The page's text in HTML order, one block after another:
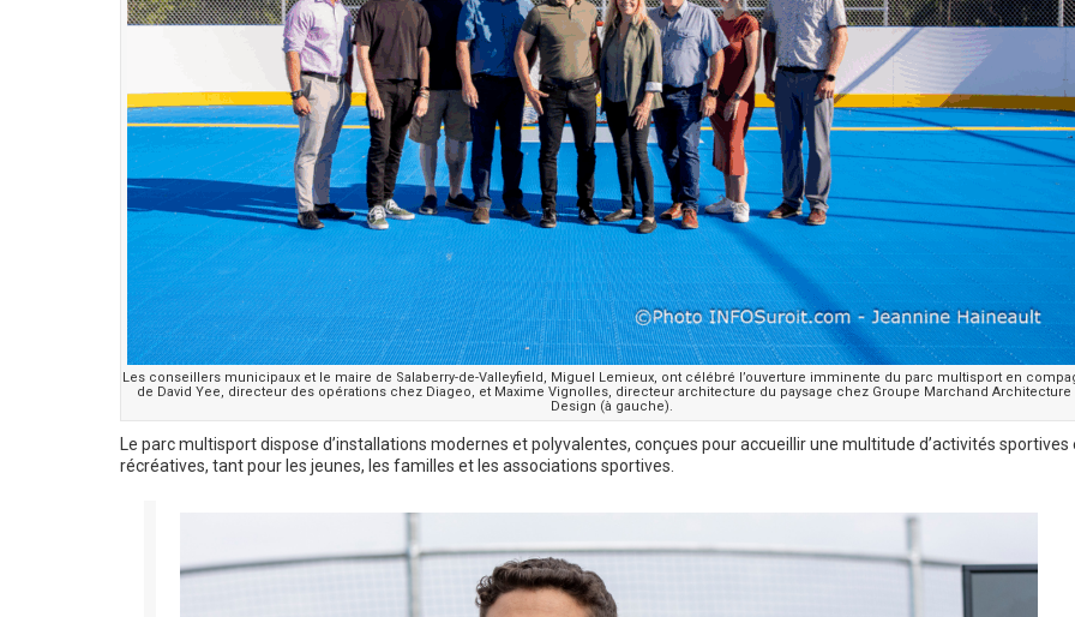
Les conseillers municipaux et le maire de Salaberry-de-Valleyfield, Miguel Lemieux, ont célébré l’ouverture imminente du parc multisport en
de David Yee, directeur des opérations chez Diageo, et Maxime Vignolles, directeur architecture du paysage chez Groupe Marchand Architecture
Design (à gauche).
Le parc multisport dispose d’installations modernes et polyvalentes, conçues pour accueillir une multitude d’activités sportives
récréatives, tant pour les jeunes, les familles et les associations sportives.